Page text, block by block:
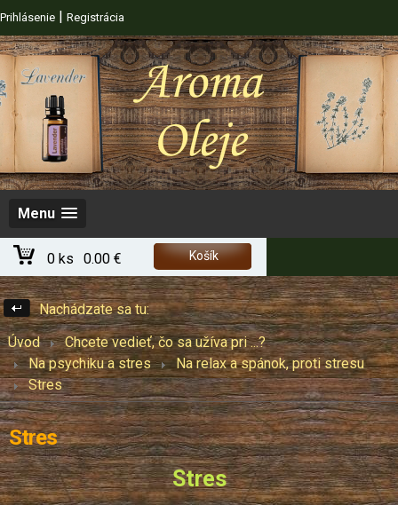
Prihlásenie | Registrácia
Menu
0 ks 0.00 € Košík
Nachádzate sa tu:
Úvod
Chcete vedieť, čo sa užíva pri ...?
Na psychiku a stres
Na relax a spánok, proti stresu
Stres
Stres
Stres